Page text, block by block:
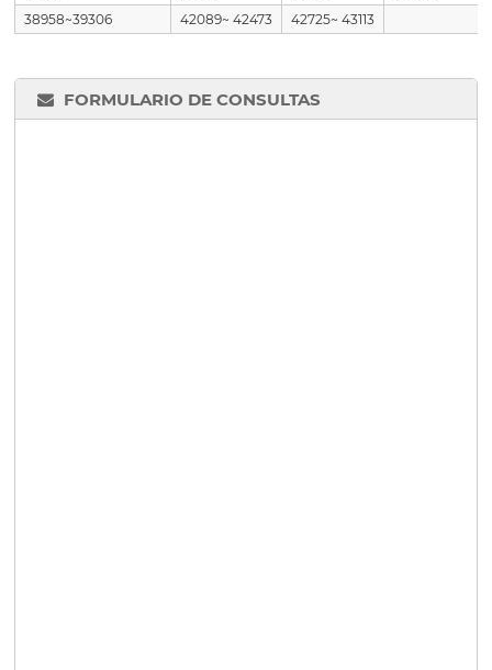
38958~39306
42089~ 42473 42725~ 43113
FORMULARIO DE CONSULTAS